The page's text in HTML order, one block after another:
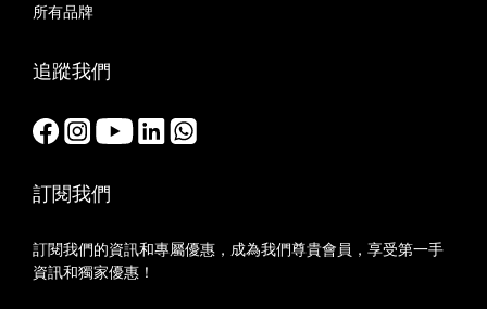
所有品牌
追蹤我們
訂閱我們
訂閱我們的資訊和專屬優惠，成為我們尊貴會員，享受第一手
資訊和獨家優惠！